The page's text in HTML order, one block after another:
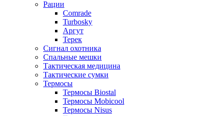
Рации
Comrade
Turbosky
Аргут
Терек
Сигнал охотника
Спальные мешки
Тактическая медицина
Тактические сумки
Термосы
Термосы Biostal
Термосы Mobicool
Термосы Nisus